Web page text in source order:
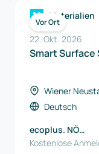
Vor Ort
Materialien
22. Okt. 2026
Smart Surface
Wiener
Deutsch
ecoplus. NÖ
Kostenlose